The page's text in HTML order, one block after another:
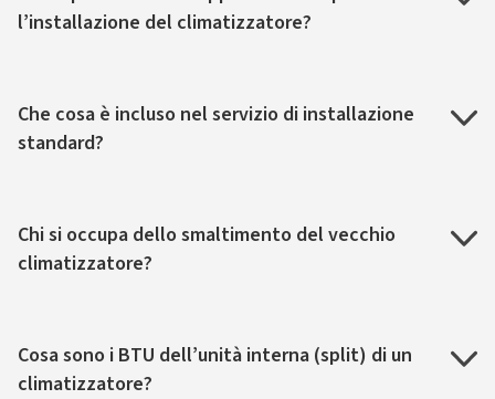
l’installazione del climatizzatore?
Che cosa è incluso nel servizio di installazione
standard?
Chi si occupa dello smaltimento del vecchio
climatizzatore?
Cosa sono i BTU dell’unità interna (split) di un
climatizzatore?